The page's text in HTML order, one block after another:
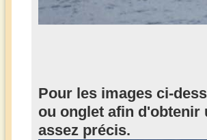
Pour les images ci-
ou onglet afin d'obtenir
assez précis.